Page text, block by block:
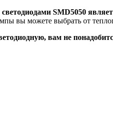
SMD5050
вы можете выбрать от
вам не